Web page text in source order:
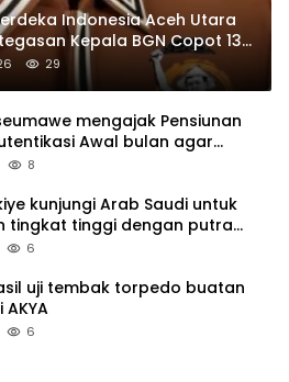
Indonesia Aceh Utara
Kepala BGN Copot 137
29
mengajak Pensiunan
Awal bulan agar
tetap Lancar
8
kunjungi Arab Saudi untuk
tingkat tinggi dengan putra
dan PM Pakistan
6
uji tembak torpedo buatan
6